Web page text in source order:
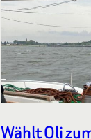
Wählt Oli